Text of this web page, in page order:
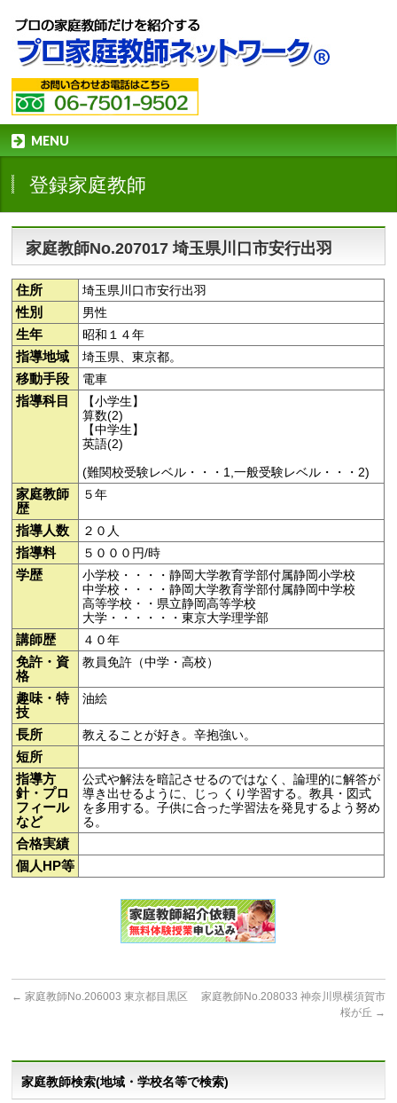
MENU
登録家庭教師
家庭教師No.207017 埼玉県川口市安行出羽
住所 埼玉県川口市安行出羽
性別 男性
生年 昭和１４年
指導地域 埼玉県、東京都。
移動手段 電車
指導科目
【小学生】
算数(2)
【中学生】
英語(2)
(難関校受験レベル・・・1,一般受験レベル・・・2)
家庭教師
歴
５年
指導人数 ２０人
指導料 ５０００円/時
学歴
小学校・・・・静岡大学教育学部付属静岡小学校
中学校・・・・静岡大学教育学部付属静岡中学校
高等学校・・県立静岡高等学校
大学・・・・・・東京大学理学部
講師歴 ４０年
免許・資
格
教員免許（中学・高校）
趣味・特
技
油絵
長所 教えることが好き。辛抱強い。
短所
指導方
針・プロ
フィール
など
公式や解法を暗記させるのではなく、論理的に解答が
導き出せるように、じっ くり学習する。教具・図式
を多用する。子供に合った学習法を発見するよう努め
る。
合格実績
個人HP等
← 家庭教師No.206003 東京都目黒区
家庭教師No.208033 神奈川県横須賀市
桜が丘 →
家庭教師検索(地域・学校名等で検索)